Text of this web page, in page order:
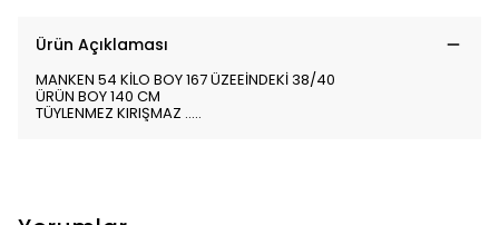
Ürün Açıklaması
MANKEN 54 KİLO BOY 167 ÜZEEİNDEKİ 38/40
ÜRÜN BOY 140 CM
TÜYLENMEZ KIRIŞMAZ .....